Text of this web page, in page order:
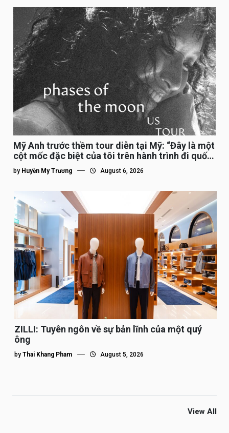
Mỹ Anh trước thềm tour diễn tại Mỹ: “Đây là một
cột mốc đặc biệt của tôi trên hành trình đi quốc
tế”
by Huyền My Trương August 6, 2026
ZILLI: Tuyên ngôn về sự bản lĩnh của một quý
ông
by Thai Khang Pham August 5, 2026
View All